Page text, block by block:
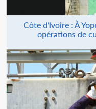
Côte d'Ivoire : À
opérations de